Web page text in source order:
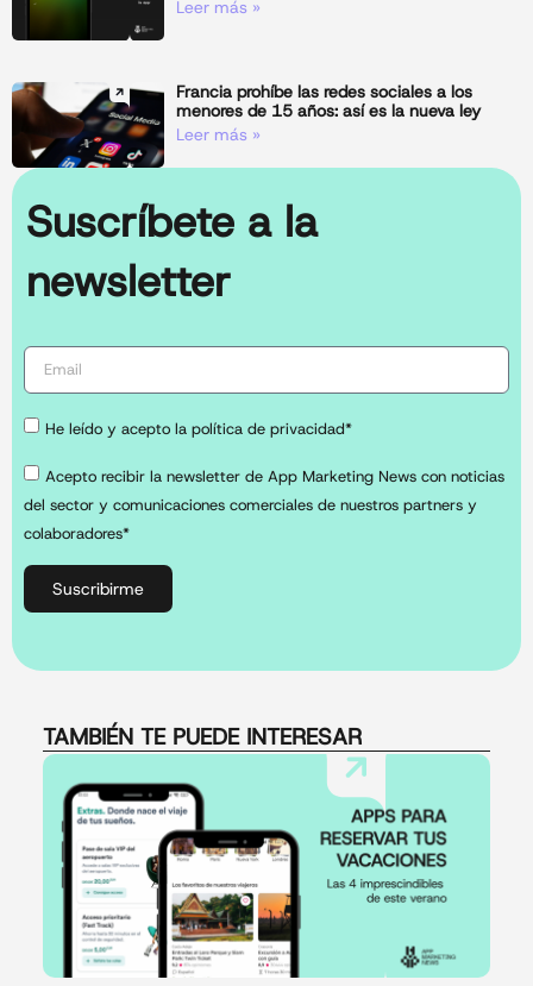
Leer más »
Francia prohíbe las redes sociales a los
menores de 15 años: así es la nueva ley
Leer más »
Suscríbete a la
newsletter
He leído y acepto la política de privacidad*
Acepto recibir la newsletter de App Marketing News con noticias
del sector y comunicaciones comerciales de nuestros partners y
colaboradores*
Suscribirme
TAMBIÉN TE PUEDE INTERESAR